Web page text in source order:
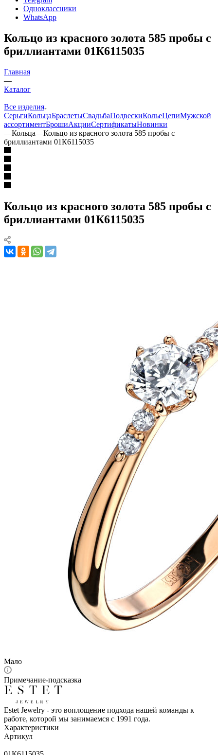
Одноклассники
WhatsApp
Кольцо из красного золота 585 пробы с
бриллиантами 01К6115035
Главная
—
Каталог
—
Все изделия
СерьгиКольцаБраслетыСвадьбаПодвескиКольеЦепиМужской
ассортиментБрошиАкцииСертификатыНовинки
—Кольца—Кольцо из красного золота 585 пробы с
бриллиантами 01К6115035
Кольцо из красного золота 585 пробы с
бриллиантами 01К6115035
Мало
Примечание-подсказка
Estet Jewelry - это воплощение подхода нашей команды к
работе, которой мы занимаемся с 1991 года.
Характеристики
Артикул
—